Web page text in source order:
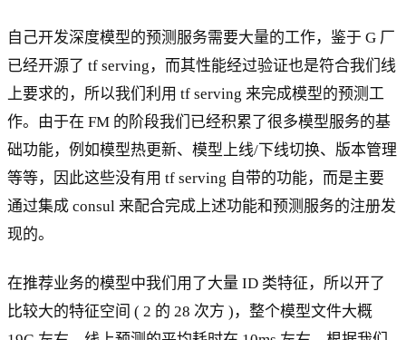
自己开发深度模型的预测服务需要大量的工作，鉴于 G 厂
已经开源了 tf serving，而其性能经过验证也是符合我们线
上要求的，所以我们利用 tf serving 来完成模型的预测工
作。由于在 FM 的阶段我们已经积累了很多模型服务的基
础功能，例如模型热更新、模型上线/下线切换、版本管理
等等，因此这些没有用 tf serving 自带的功能，而是主要
通过集成 consul 来配合完成上述功能和预测服务的注册发
现的。
在推荐业务的模型中我们用了大量 ID 类特征，所以开了
比较大的特征空间 ( 2 的 28 次方 )，整个模型文件大概